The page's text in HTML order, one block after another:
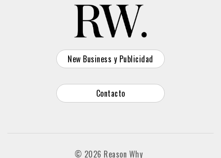
New Business y Publicidad
Contacto
© 2026 Reason Why